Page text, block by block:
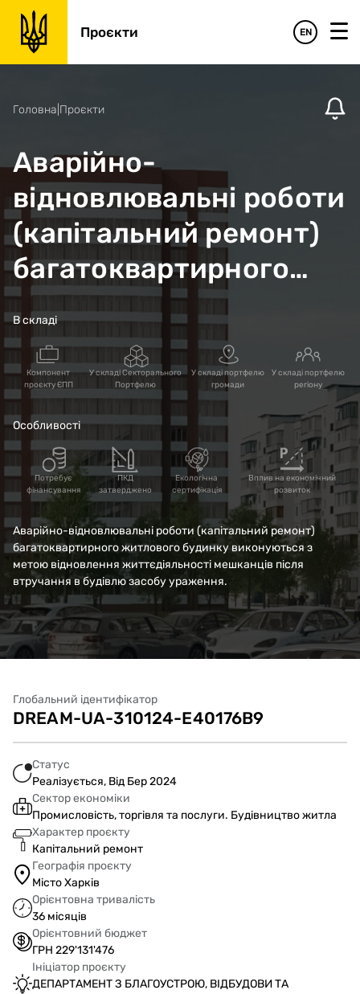
Проєкти EN
Головна Проєкти
Аварійно-
відновлювальні роботи
(капітальний ремонт)
багатоквартирного
житлового будинку по
вул.Ужвій Наталії, 60 в
м. Харків. Коригування
В складі
Компонент
проєкту ЄПП
У складі Секторального
Портфелю
У складі портфелю
громади
У складі портфелю
регіону
Особливості
Потребує
фінансування
ПКД
затверджено
Екологічна
сертифікація
Вплив на економічний
розвиток
Аварійно-відновлювальні роботи (капітальний ремонт)
багатоквартирного житлового будинку виконуються з
метою відновлення життєдіяльності мешканців після
втручання в будівлю засобу ураження.
Глобальний ідентифікатор
DREAM-UA-310124-E40176B9
Статус
Реалізується, Від Бер 2024
Сектор економіки
Промисловість, торгівля та послуги. Будівництво житла
Характер проєкту
Капітальний ремонт
Географія проєкту
Місто Харків
Орієнтовна тривалість
36 місяців
Орієнтовний бюджет
ГРН 229'131'476
Ініціатор проєкту
ДЕПАРТАМЕНТ З БЛАГОУСТРОЮ, ВІДБУДОВИ ТА